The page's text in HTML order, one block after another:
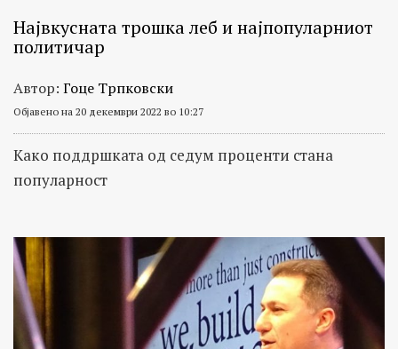
Највкусната трошка леб и најпопуларниот
политичар
Автор: Гоце Трпковски
Објавено на 20 декември 2022 во 10:27
Како поддршката од седум проценти стана
популарност